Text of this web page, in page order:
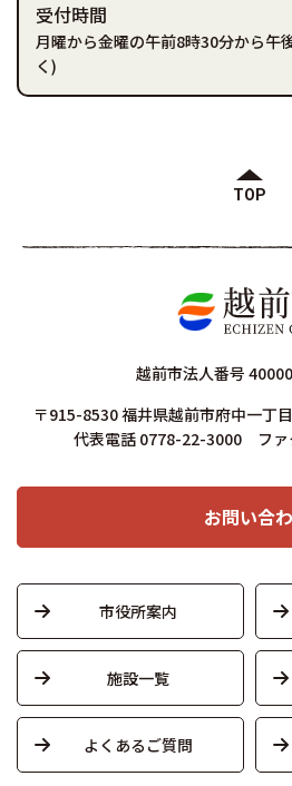
受付時間
月曜から金曜の午前8時30分から午
く)
TOP
越前市法人番号
〒915-8530 福井県越前市府中一丁
代表電話 0778-22-3000 ファ
お問い合
市役所案内
施設一覧
よくあるご質問